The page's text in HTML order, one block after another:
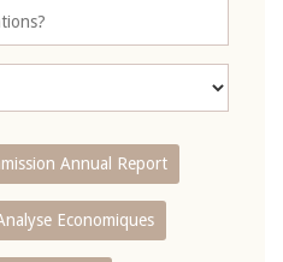
Annual Report
Economiques